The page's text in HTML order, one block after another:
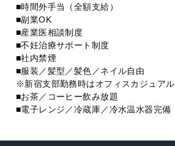
■時間外手当（全額支給）
■副業OK
■産業医相談制度
■不妊治療サポート制度
■社内禁煙
■服装／髪型／髪色／ネイル自由
※新宿支部勤務時はオフィスカジュアル
■お茶／コーヒー飲み放題
■電子レンジ／冷蔵庫／冷水温水器完備